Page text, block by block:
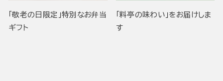
「敬老の日限定」特別なお弁当
ギフト
「料亭の味わい」をお届けしま
す